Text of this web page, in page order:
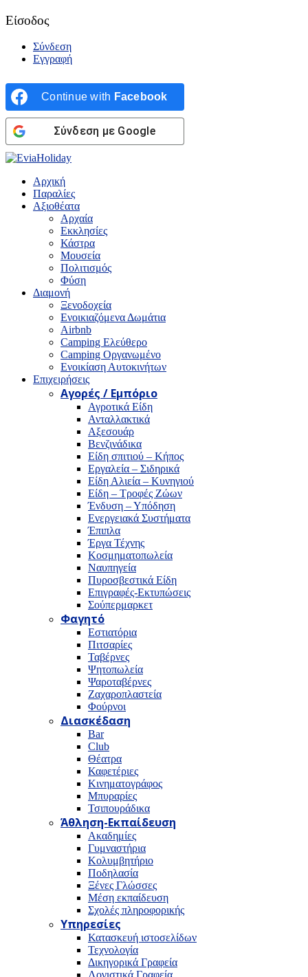
Είσοδος
Σύνδεση
Εγγραφή
Continue with Facebook
Σύνδεση με Google
Αρχική
Παραλίες
Αξιοθέατα
Αρχαία
Εκκλησίες
Κάστρα
Μουσεία
Πολιτισμός
Φύση
Διαμονή
Ξενοδοχεία
Ενοικιαζόμενα Δωμάτια
Airbnb
Camping Ελεύθερο
Camping Οργανωμένο
Ενοικίαση Αυτοκινήτων
Επιχειρήσεις
Αγορές / Εμπόριο
Αγροτικά Είδη
Ανταλλακτικά
Αξεσουάρ
Βενζινάδικα
Είδη σπιτιού – Κήπος
Εργαλεία – Σιδηρικά
Είδη Αλιεία – Κυνηγιού
Είδη – Τροφές Ζώων
Ένδυση – Υπόδηση
Ενεργειακά Συστήματα
Έπιπλα
Έργα Τέχνης
Κοσμηματοπωλεία
Ναυπηγεία
Πυροσβεστικά Είδη
Επιγραφές-Εκτυπώσεις
Σούπερμαρκετ
Φαγητό
Εστιατόρια
Πιτσαρίες
Ταβέρνες
Ψητοπωλεία
Ψαροταβέρνες
Ζαχαροπλαστεία
Φούρνοι
Διασκέδαση
Bar
Club
Θέατρα
Καφετέριες
Κινηματογράφος
Μπυραρίες
Τσιπουράδικα
Άθληση-Εκπαίδευση
Ακαδημίες
Γυμναστήρια
Κολυμβητήριο
Ποδηλασία
Ξένες Γλώσσες
Μέση εκπαίδευση
Σχολές πληροφορικής
Υπηρεσίες
Κατασκευή ιστοσελίδων
Τεχνολογία
Δικηγορικά Γραφεία